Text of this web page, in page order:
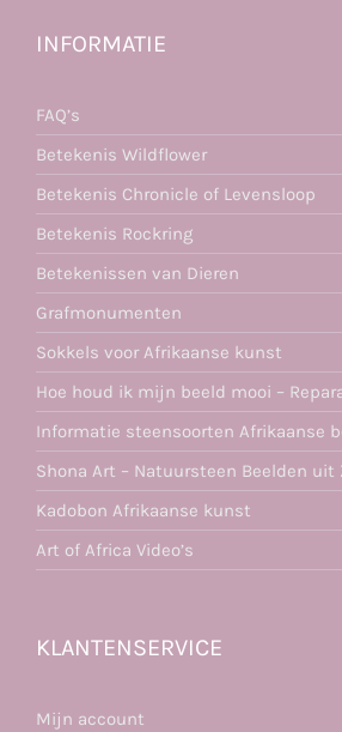
INFORMATIE
FAQ’s
Betekenis Wildflower
Betekenis Chronicle of Levensloop
Betekenis Rockring
Betekenissen van Dieren
Grafmonumenten
Sokkels voor Afrikaanse kunst
Hoe houd ik mijn beeld mooi –
Informatie steensoorten Afrikaanse
Shona Art – Natuursteen Beelden uit
Kadobon Afrikaanse kunst
Art of Africa Video’s
KLANTENSERVICE
Mijn account